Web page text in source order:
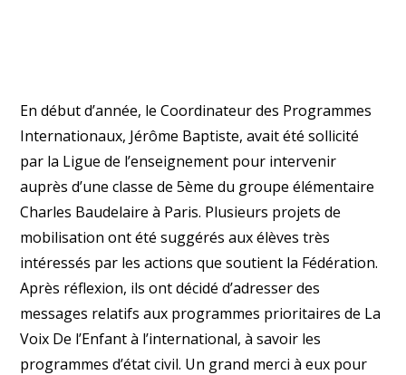
En début d’année, le Coordinateur des Programmes
Internationaux, Jérôme Baptiste, avait été sollicité
par la Ligue de l’enseignement pour intervenir
auprès d’une classe de 5ème du groupe élémentaire
Charles Baudelaire à Paris. Plusieurs projets de
mobilisation ont été suggérés aux élèves très
intéressés par les actions que soutient la Fédération.
Après réflexion, ils ont décidé d’adresser des
messages relatifs aux programmes prioritaires de La
Voix De l’Enfant à l’international, à savoir les
programmes d’état civil. Un grand merci à eux pour